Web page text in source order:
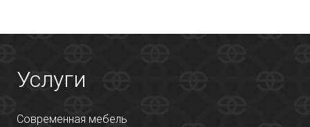
Услуги
Современная мебель